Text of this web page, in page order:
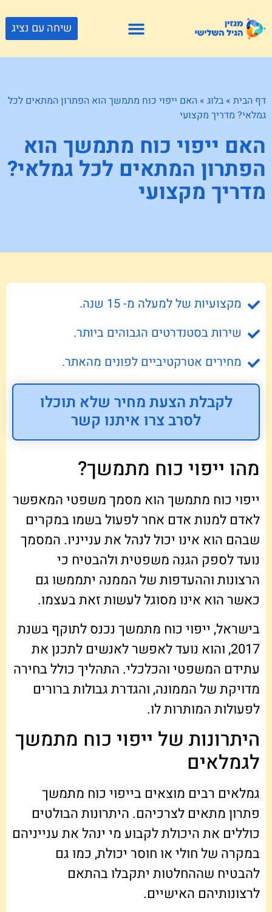
שיחה עם נציג
דף הבית » בלוג » האם ייפוי כוח מתמשך הוא הפתרון המתאים לכל
גמלאי? מדריך מקצועי
האם ייפוי כוח מתמשך הוא
הפתרון המתאים לכל גמלאי?
מדריך מקצועי
מקצועיות של למעלה מ- 15 שנה.
שירות בסטנדרטים הגבוהים ביותר.
מחירים אטרקטיביים לפונים מהאתר.
לקבלת הצעת מחיר שלא תוכלו
לסרב צרו איתנו קשר
מהו ייפוי כוח מתמשך?
ייפוי כוח מתמשך הוא מסמך משפטי המאפשר
לאדם למנות אדם אחר לפעול בשמו במקרים
שבהם הוא אינו יכול לנהל את ענייניו. המסמך
נועד לספק הגנה משפטית ולהבטיח כי
הרצונות וההעדפות של הממנה יתממשו גם
כאשר הוא אינו מסוגל לעשות זאת בעצמו.
בישראל, ייפוי כוח מתמשך נכנס לתוקף בשנת
2017, והוא נועד לאפשר לאנשים לתכנן את
עתידם המשפטי והכלכלי. התהליך כולל בחירה
מדויקת של הממונה, והגדרת גבולות ברורים
לפעולות המותרות לו.
היתרונות של ייפוי כוח מתמשך
לגמלאים
גמלאים רבים מוצאים בייפוי כוח מתמשך
פתרון מתאים לצרכיהם. היתרונות הבולטים
כוללים את היכולת לקבוע מי ינהל את ענייניהם
במקרה של חולי או חוסר יכולת, כמו גם
להבטיח שההחלטות יתקבלו בהתאם
לרצונותיהם האישיים.